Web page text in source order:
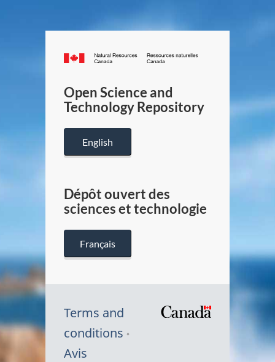
Canada.ca
/
Canada
Open Science and
Technology Repository
English
Dépôt ouvert des
sciences et technologie
Français
Terms and
conditions
Avis
Symbole